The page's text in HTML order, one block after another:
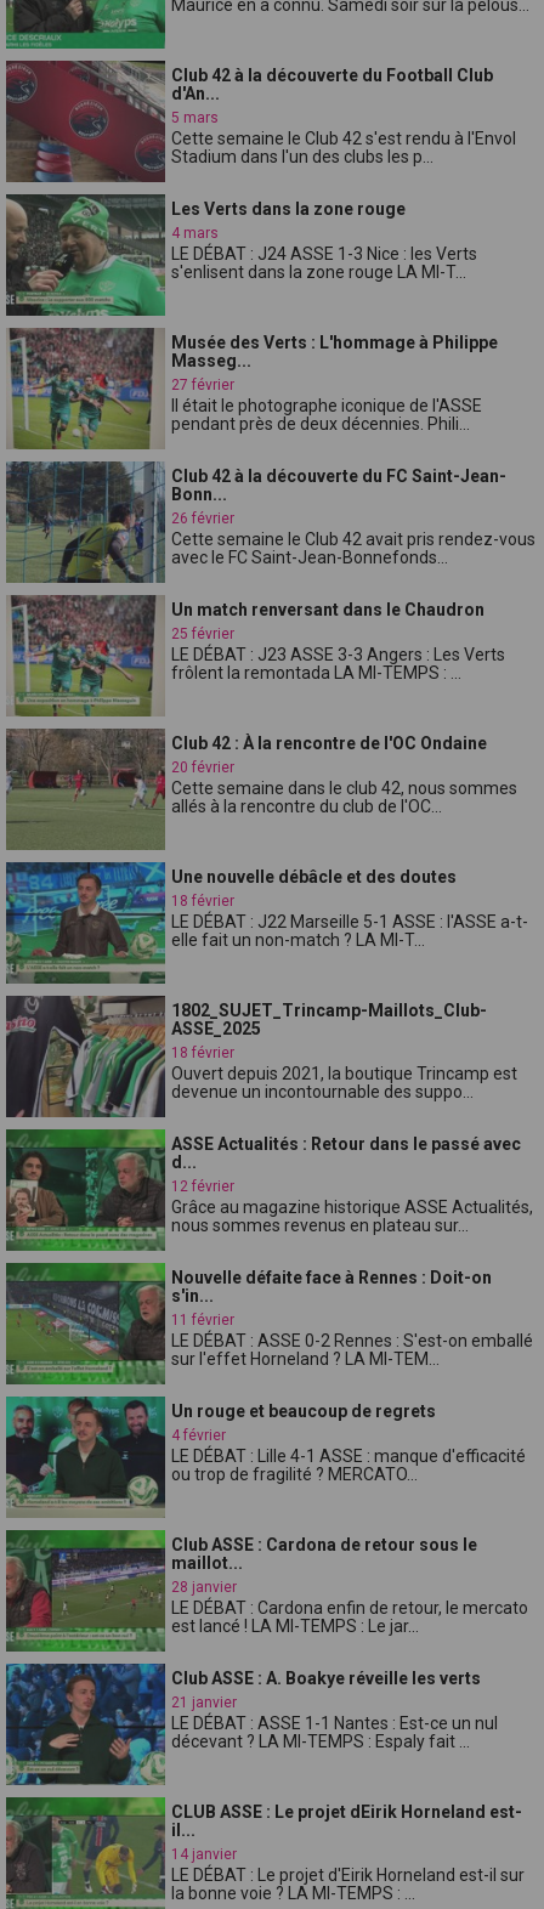
Maurice en a connu. Samedi soir sur la pelous...
Club 42 à la découverte du Football Club
d'An...
5 mars
Cette semaine le Club 42 s'est rendu à l'Envol
Stadium dans l'un des clubs les p...
Les Verts dans la zone rouge
4 mars
LE DÉBAT : J24 ASSE 1-3 Nice : les Verts
s'enlisent dans la zone rouge LA MI-T...
Musée des Verts : L'hommage à Philippe
Masseg...
27 février
Il était le photographe iconique de l'ASSE
pendant près de deux décennies. Phili...
Club 42 à la découverte du FC Saint-Jean-
Bonn...
26 février
Cette semaine le Club 42 avait pris rendez-vous
avec le FC Saint-Jean-Bonnefonds...
Un match renversant dans le Chaudron
25 février
LE DÉBAT : J23 ASSE 3-3 Angers : Les Verts
frôlent la remontada LA MI-TEMPS : ...
Club 42 : À la rencontre de l'OC Ondaine
20 février
Cette semaine dans le club 42, nous sommes
allés à la rencontre du club de l'OC...
Une nouvelle débâcle et des doutes
18 février
LE DÉBAT : J22 Marseille 5-1 ASSE : l'ASSE a-t-
elle fait un non-match ? LA MI-T...
1802_SUJET_Trincamp-Maillots_Club-
ASSE_2025
18 février
Ouvert depuis 2021, la boutique Trincamp est
devenue un incontournable des suppo...
ASSE Actualités : Retour dans le passé avec
d...
12 février
Grâce au magazine historique ASSE Actualités,
nous sommes revenus en plateau sur...
Nouvelle défaite face à Rennes : Doit-on
s'in...
11 février
LE DÉBAT : ASSE 0-2 Rennes : S'est-on emballé
sur l'effet Horneland ? LA MI-TEM...
Un rouge et beaucoup de regrets
4 février
LE DÉBAT : Lille 4-1 ASSE : manque d'efficacité
ou trop de fragilité ? MERCATO...
Club ASSE : Cardona de retour sous le
maillot...
28 janvier
LE DÉBAT : Cardona enfin de retour, le mercato
est lancé ! LA MI-TEMPS : Le jar...
Club ASSE : A. Boakye réveille les verts
21 janvier
LE DÉBAT : ASSE 1-1 Nantes : Est-ce un nul
décevant ? LA MI-TEMPS : Espaly fait ...
CLUB ASSE : Le projet dEirik Horneland est-
il...
14 janvier
LE DÉBAT : Le projet d'Eirik Horneland est-il sur
la bonne voie ? LA MI-TEMPS : ...